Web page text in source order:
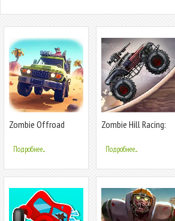
Zombie Offroad
Подробнее...
Zombie Hill Racing:
Подробнее...